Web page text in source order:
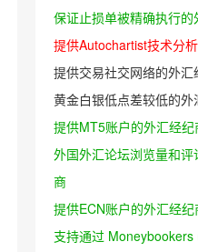
保证止损单被精确执行的
提供Autochartist技术分
提供交易社交网络的外汇
黄金白银低点差较低的外
提供MT5账户的外汇经纪
外国外汇论坛浏览量和
商
提供ECN账户的外汇经纪
支持通过